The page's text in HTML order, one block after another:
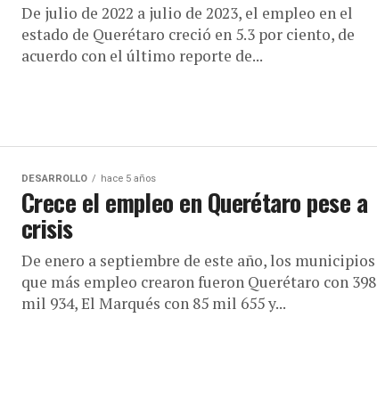
De julio de 2022 a julio de 2023, el empleo en el
estado de Querétaro creció en 5.3 por ciento, de
acuerdo con el último reporte de...
DESARROLLO hace 5 años
Crece el empleo en Querétaro pese a
crisis
De enero a septiembre de este año, los municipios
que más empleo crearon fueron Querétaro con 398
mil 934, El Marqués con 85 mil 655 y...